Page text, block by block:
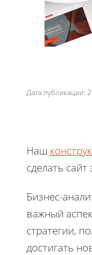
Дата
Наш
сделать сайт
Бизнес-
важный
стратегии,
достигать